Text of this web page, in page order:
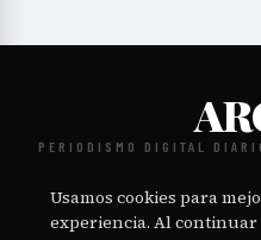
PERIODISMO DIGITAL
TÉRMINOS
© 2026 ARGRA.
Usamos cookies para
experiencia. Al continuar